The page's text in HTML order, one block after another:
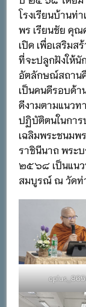
โรงเรียนบ้านท่
พร เรียนชัย คุณ
เปิด เพื่อเสริม
ที่จะปลูกฝังให้
อัตลักษณ์สถาน
เป็นคนดีรอบด้า
ดีงามตามแนวท
ปฏิบัติตนในกา
เฉลิมพระชนมพ
ราชินีนาถ พระ
๒๕๖๘ เป็นแนว
สมบูรณ์ ณ วัดท่า